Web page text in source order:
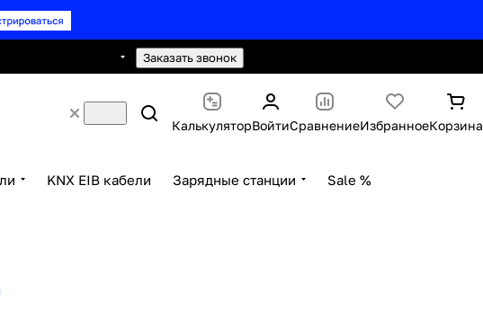
Заказать звонок
КалькуляторВойтиСравнениеИзбранноеКорзина
KNX EIB кабели Зарядные станции Sale %